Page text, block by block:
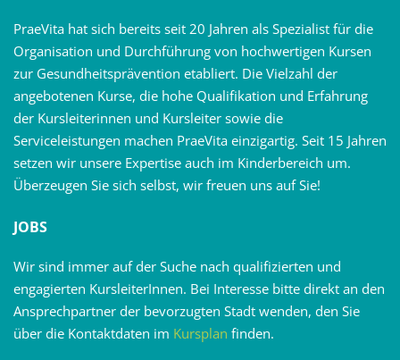
PraeVita hat sich bereits seit 20 Jahren als Spezialist für die
Organisation und Durchführung von hochwertigen Kursen
zur Gesundheitsprävention etabliert. Die Vielzahl der
angebotenen Kurse, die hohe Qualifikation und Erfahrung
der Kursleiterinnen und Kursleiter sowie die
Serviceleistungen machen PraeVita einzigartig. Seit 15 Jahren
setzen wir unsere Expertise auch im Kinderbereich um.
Überzeugen Sie sich selbst, wir freuen uns auf Sie!
JOBS
Wir sind immer auf der Suche nach qualifizierten und
engagierten KursleiterInnen. Bei Interesse bitte direkt an den
Ansprechpartner der bevorzugten Stadt wenden, den Sie
über die Kontaktdaten im Kursplan finden.